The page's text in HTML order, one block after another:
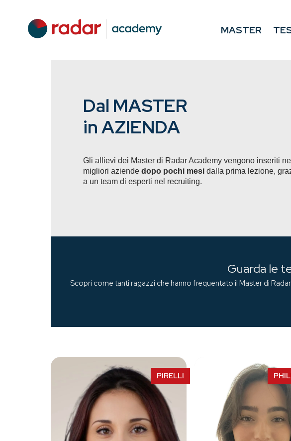
MASTER
Dal MASTER
in AZIENDA
Gli allievi dei Master di Radar Academy vengono inseriti
migliori aziende dopo pochi mesi dalla prima lezione,
a un team di esperti nel recruiting.
Guarda le
Scopri come tanti ragazzi che hanno frequentato il Master di
PIRELLI